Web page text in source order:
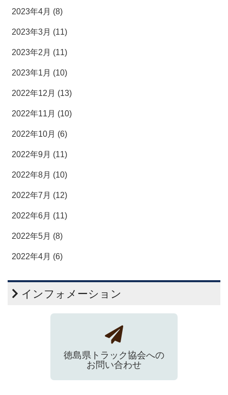
2023年4月 (8)
2023年3月 (11)
2023年2月 (11)
2023年1月 (10)
2022年12月 (13)
2022年11月 (10)
2022年10月 (6)
2022年9月 (11)
2022年8月 (10)
2022年7月 (12)
2022年6月 (11)
2022年5月 (8)
2022年4月 (6)
インフォメーション
徳島県トラック協会への
お問い合わせ